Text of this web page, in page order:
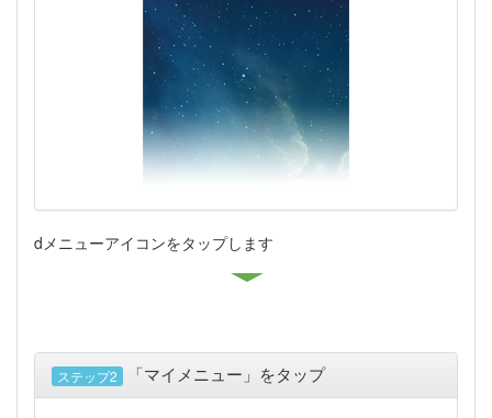
dメニューアイコンをタップします
ステップ2 「マイメニュー」をタップ